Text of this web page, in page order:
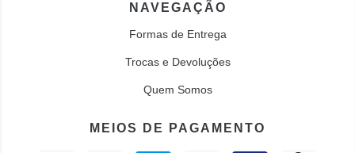
NAVEGAÇÃO
Formas de Entrega
Trocas e Devoluções
Quem Somos
MEIOS DE PAGAMENTO